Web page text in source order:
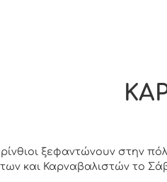
ξεφαντώνουν στην
και Καρναβαλιστών το